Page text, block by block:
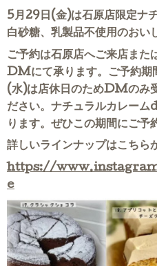
5月29日(金)は石原店限定ナ
白砂糖、乳製品不使用のおい
ご予約は石原店へご来店また
DMにて承ります。ご予約期
(水)は店休日のためDMのみ
ださい。ナチュラルカレー
ります。ぜひこの期間にご予
詳しいラインナップはこちら
https://
e